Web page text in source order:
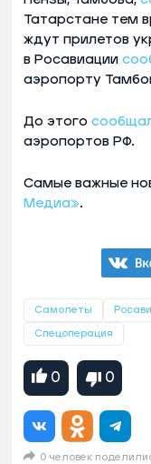
Татарстане тем
ждут прилетов
в Росавиации
аэропорту
До этого
аэропортов РФ.
Самые важные
Медиа».
Самолеты
Спецоперация
0 0
0 человек